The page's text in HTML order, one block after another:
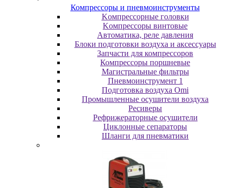
Компрессоры и пневмоинструменты
Koмпpeccopныe гoлoвки
Koмпpeccopы винтoвыe
Автоматика, реле давления
Блоки подготовки воздуха и аксессуары
Запчасти для компрессоров
Компрессоры поршневые
Магистральные фильтры
Пневмоинструмент 1
Подготовка воздуха Omi
Промышленные осушители воздуха
Ресиверы
Рефрижераторные осушители
Циклонные сепараторы
Шланги для пневматики